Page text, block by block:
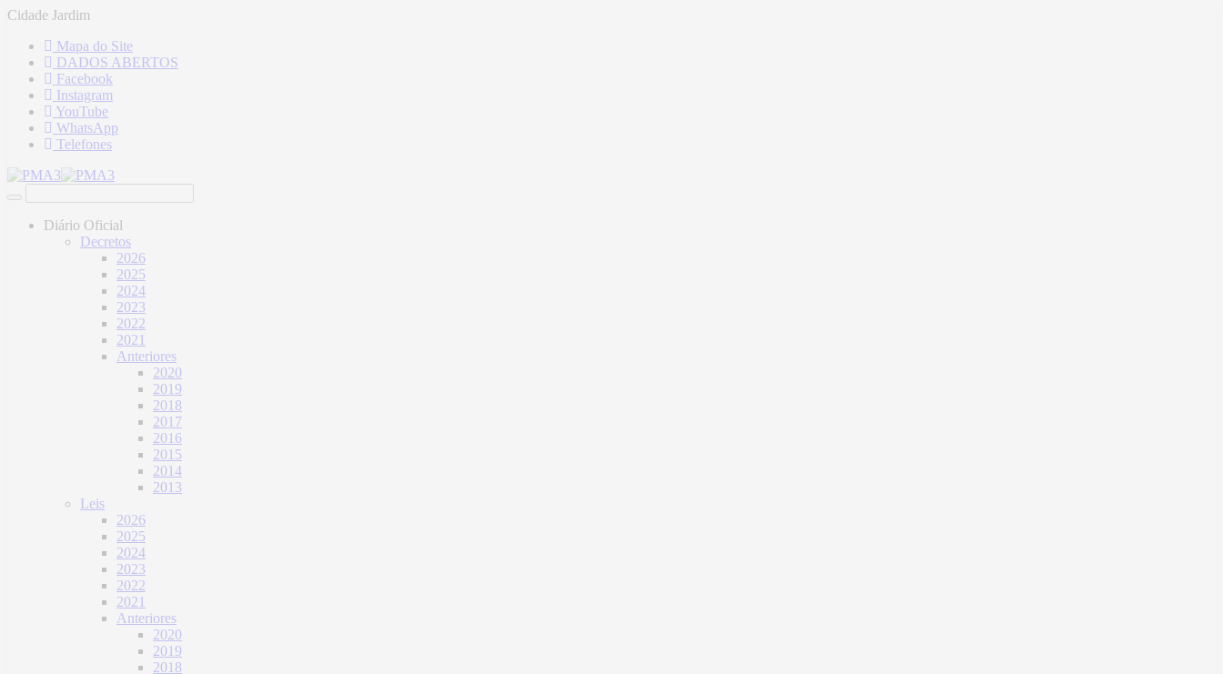
Cidade Jardim
Mapa do Site
DADOS ABERTOS
Facebook
Instagram
YouTube
WhatsApp
Telefones
Diário Oficial
Decretos
2026
2025
2024
2023
2022
2021
Anteriores
2020
2019
2018
2017
2016
2015
2014
2013
Leis
2026
2025
2024
2023
2022
2021
Anteriores
2020
2019
2018